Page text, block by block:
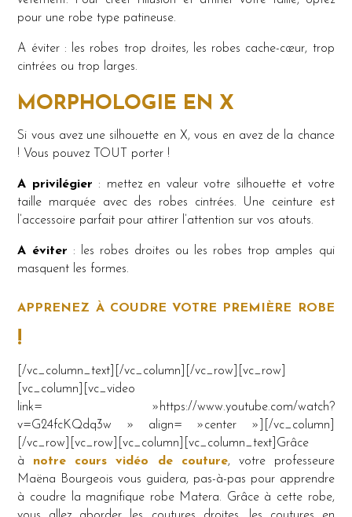
pour une robe type patineuse.
A éviter : les robes trop droites, les robes cache-cœur, trop
cintrées ou trop larges.
MORPHOLOGIE EN X
Si vous avez une silhouette en X, vous en avez de la chance
! Vous pouvez TOUT porter !
A privilégier : mettez en valeur votre silhouette et votre
taille marquée avec des robes cintrées. Une ceinture est
l’accessoire parfait pour attirer l’attention sur vos atouts.
A éviter : les robes droites ou les robes trop amples qui
masquent les formes.
APPRENEZ À COUDRE VOTRE PREMIÈRE ROBE
!
[/vc_column_text][/vc_column][/vc_row][vc_row]
[vc_column][vc_video
link= »https://www.youtube.com/watch?
v=G24fcKQdq3w » align= »center »][/vc_column]
[/vc_row][vc_row][vc_column][vc_column_text]Grâce
à notre cours vidéo de couture, votre professeure
Maëna Bourgeois vous guidera, pas-à-pas pour apprendre
à coudre la magnifique robe Matera. Grâce à cette robe,